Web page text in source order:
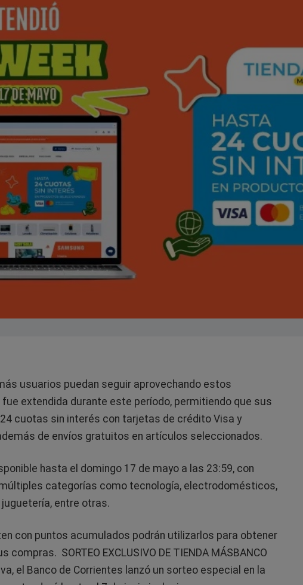
usuarios puedan seguir aprovechando estos
extendida durante este período, permitiendo que sus
cuotas sin interés con tarjetas de crédito Visa y
de envíos gratuitos en artículos seleccionados.
hasta el domingo 17 de mayo a las 23:59, con
categorías como tecnología, electrodomésticos,
juguetería, entre otras.
con puntos acumulados podrán utilizarlos para obtener
compras. SORTEO EXCLUSIVO DE TIENDA MÁSBANCO
el Banco de Corrientes lanzó un sorteo especial en la